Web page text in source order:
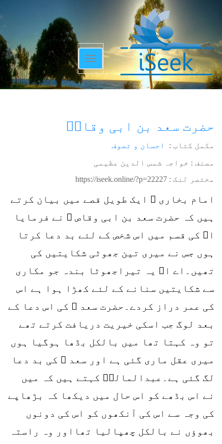
Toggle
navigation
حضرت سعد بن ابی وقاصؓ
مکمل کتاب : احسان و تصوف
مصنف : خواجہ شمس الدین عظیمی
مختصر لنک : https://iseek.online/?p=22227
امام بخاری ؒ ایک طویل قصے میں بیان کرتے
ہیں کہ حضرت سعد بن ابی وقاص ؓ نے فرمایا
اﷲ کی قسم میں اس شخص کے لئے بد دعا کرتا
ہوں جس نے میری تین جھوٹی شکایتیں کی
تھیں۔اے اﷲ یہ تیراجھوٹا بندہ جو مکاری
سے شکایتیں سنانے کے لئے کھڑا ہوا ہے اس
کی عمر دراز کردے۔حضرت سعد ؓ کی اس دعا کے
بعد لوگ جب اسکی خیریت دریافت کرتے تھے
تو وہ کہتا تھا میں بالکل بڈھا ہوگیا ہوں
میری عقل ماری گئی ہے اور سعد ؓ کی بد دعا
لگ گئی ہے۔عبدالمالکؓ کہتے ہیں کہ میں
نے اس بڈھے کو اس حال میں دیکھا کہ بڑھاپے
کی وجہ سے اس کی آنکھوں کو اس کی دونوں
بھوؤں نے بالکل چھپالیا تھااور وہ راستہ